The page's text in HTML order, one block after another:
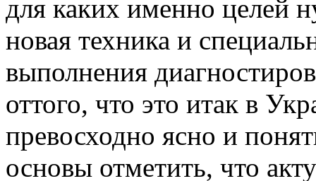
для каких именно целей
новая техника и
выполнения
оттого, что это итак в
превосходно ясно и
основы отметить, что